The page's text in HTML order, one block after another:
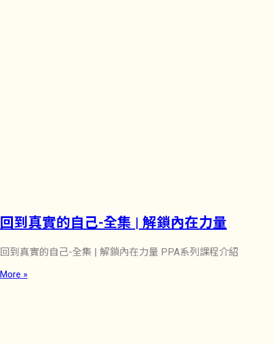
回到真實的自己-全集 | 解鎖內在力量
回到真實的自己-全集 | 解鎖內在力量 PPA系列課程介紹
More »